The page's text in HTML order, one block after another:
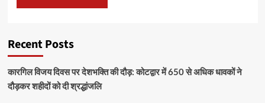
Recent Posts
कारगिल विजय दिवस पर देशभक्ति की दौड़: कोटद्वार में 650 से अधिक धावकों ने
दौड़कर शहीदों को दी श्रद्धांजलि